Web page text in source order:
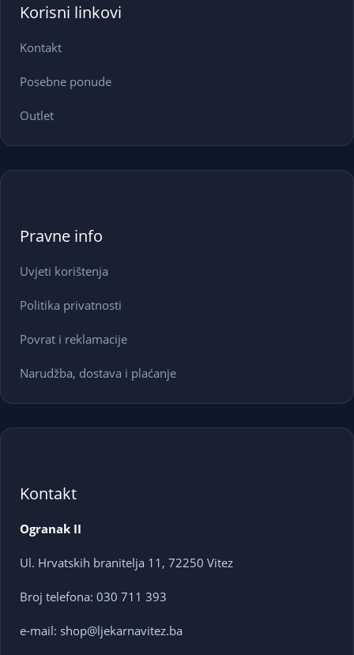
Korisni linkovi
Kontakt
Posebne ponude
Outlet
Pravne info
Uvjeti korištenja
Politika privatnosti
Povrat i reklamacije
Narudžba, dostava i plaćanje
Kontakt
Ogranak II
Ul. Hrvatskih branitelja 11, 72250 Vitez
Broj telefona: 030 711 393
e-mail: shop@ljekarnavitez.ba